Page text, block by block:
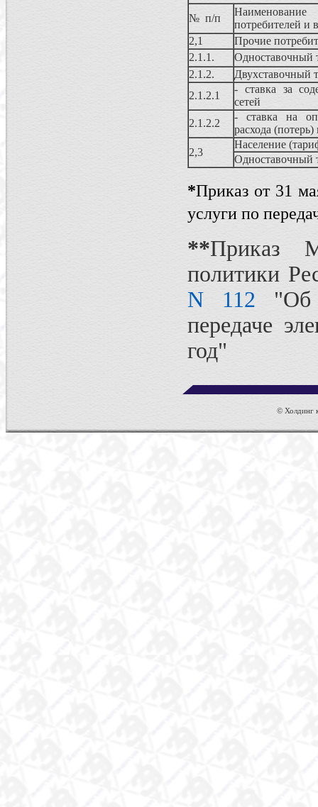
№ п/п
потребителей и
2,1
Прочие
2.1.1.
Одноставочный
2.1.2.
Двухставочный
2.1.2.1
- ставка за
сетей
2.1.2.2
- ставка на
расхода (потерь)
2,3
Население
Одноставочный
*Приказ от 31
услуги по
**Приказ
политики
N 112 "Об
передаче
год"
© Холдинг